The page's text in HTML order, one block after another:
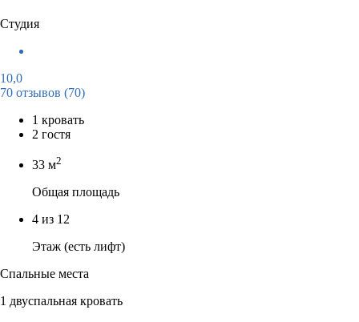
Студия
10,0
70 отзывов (70)
1 кровать
2 гостя
33 м2
Общая площадь
4 из 12
Этаж (есть лифт)
Спальные места
1 двуспальная кровать